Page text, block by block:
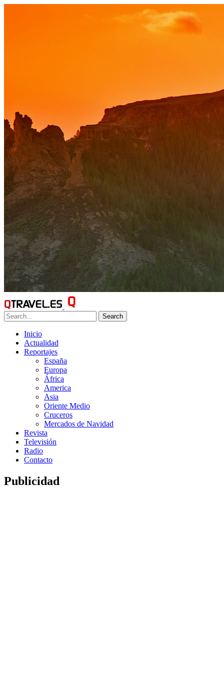
Search
Inicio
Actualidad
Reportajes
España
Europa
África
America
Asia
Oriente Medio
Cruceros
Mercados de Navidad
Revista
Televisión
Radio
Contacto
Publicidad